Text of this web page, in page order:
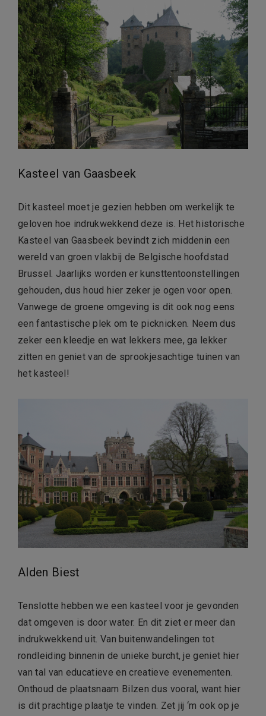
Kasteel van Gaasbeek
Dit kasteel moet je gezien hebben om werkelijk te
geloven hoe indrukwekkend deze is. Het historische
Kasteel van Gaasbeek bevindt zich middenin een
wereld van groen vlakbij de Belgische hoofdstad
Brussel. Jaarlijks worden er kunsttentoonstellingen
gehouden, dus houd hier zeker je ogen voor open.
Vanwege de groene omgeving is dit ook nog eens
een fantastische plek om te picknicken. Neem dus
zeker een kleedje en wat lekkers mee, ga lekker
zitten en geniet van de sprookjesachtige tuinen van
het kasteel!
Alden Biest
Tenslotte hebben we een kasteel voor je gevonden
dat omgeven is door water. En dit ziet er meer dan
indrukwekkend uit. Van buitenwandelingen tot
rondleiding binnenin de unieke burcht, je geniet hier
van tal van educatieve en creatieve evenementen.
Onthoud de plaatsnaam Bilzen dus vooral, want hier
is dit prachtige plaatje te vinden. Zet jij ‘m ook op je